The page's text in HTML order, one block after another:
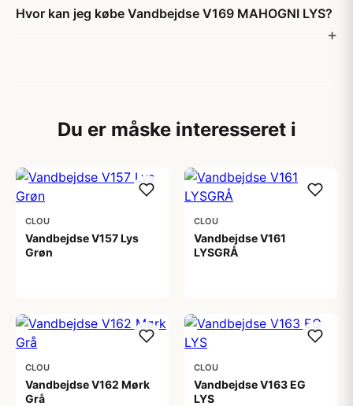
Hvor kan jeg købe Vandbejdse V169 MAHOGNI LYS?
Du er måske interesseret i
CLOU
Vandbejdse V157 Lys
Grøn
CLOU
Vandbejdse V161
LYSGRÅ
CLOU
Vandbejdse V162 Mørk
Grå
CLOU
Vandbejdse V163 EG
LYS